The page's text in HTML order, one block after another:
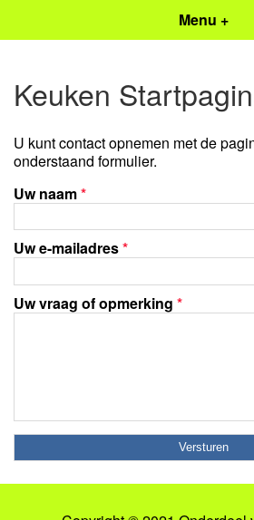
Menu +
Keuken
U kunt contact opnemen met de
onderstaand formulier.
Uw naam*
Uw e-mailadres*
Uw vraag of opmerking *